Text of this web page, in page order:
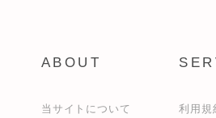
ABOUT
当サイトについて 利用規